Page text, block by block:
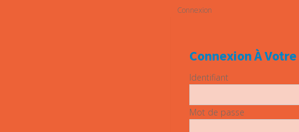
Connexion
Connexion À
Identifiant
Mot de passe